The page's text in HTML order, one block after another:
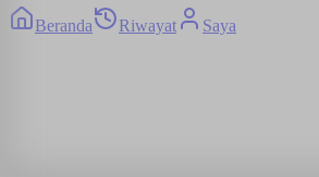
Beranda Riwayat Saya